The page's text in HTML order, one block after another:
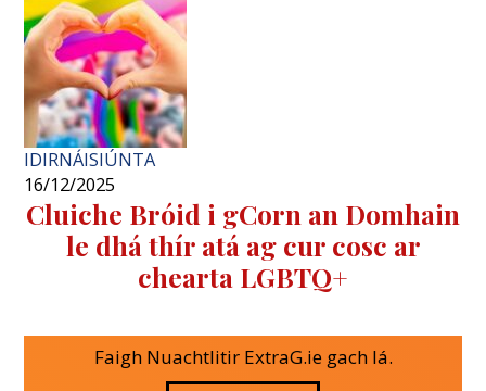
IDIRNÁISIÚNTA
16/12/2025
Cluiche Bróid i gCorn an Domhain
le dhá thír atá ag cur cosc ​​ar
chearta LGBTQ+
Faigh Nuachtlitir ExtraG.ie gach lá.